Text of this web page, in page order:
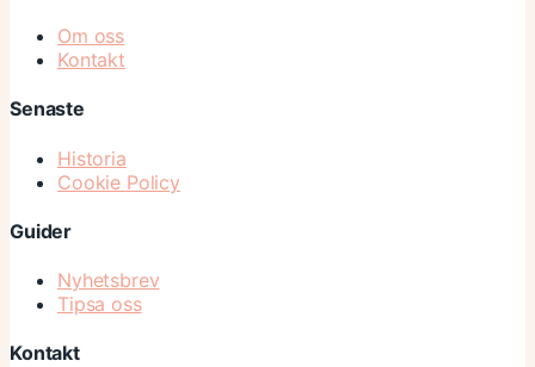
Om oss
Kontakt
Senaste
Historia
Cookie Policy
Guider
Nyhetsbrev
Tipsa oss
Kontakt